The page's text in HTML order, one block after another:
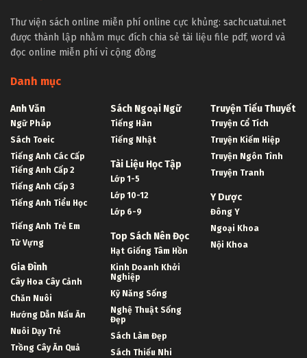
Thư viện sách online miễn phí online cực khủng: sachcuatui.net
được thành lập nhằm mục đích chia sẻ tài liệu file pdf, word và
đọc online miễn phí vì cộng đồng
Danh mục
Anh Văn
Ngữ Pháp
Sách Toeic
Tiếng Anh Các Cấp
Tiếng Anh Cấp 2
Tiếng Anh Cấp 3
Tiếng Anh Tiểu Học
Tiếng Anh Trẻ Em
Từ Vựng
Gia Đình
Cây Hoa Cây Cảnh
Chăn Nuôi
Hướng Dẫn Nấu Ăn
Nuôi Dạy Trẻ
Trồng Cây Ăn Quả
Sách Ngoại Ngữ
Tiếng Hàn
Tiếng Nhật
Tài Liệu Học Tập
Lớp 1-5
Lớp 10-12
Lớp 6-9
Top Sách Nên Đọc
Hạt Giống Tâm Hồn
Kinh Doanh Khởi
Nghiệp
Kỹ Năng Sống
Nghệ Thuật Sống
Đẹp
Sách Làm Đẹp
Sách Thiếu Nhi
Truyện Tiểu Thuyết
Truyện Cổ Tích
Truyện Kiếm Hiệp
Truyện Ngôn Tình
Truyện Tranh
Y Dược
Đông Y
Ngoại Khoa
Nội Khoa